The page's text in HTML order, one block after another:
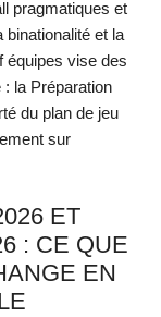
pragmatiques et
binationalité et la
équipes vise des
la Préparation
du plan de jeu
sur
ET
: CE QUE
EN